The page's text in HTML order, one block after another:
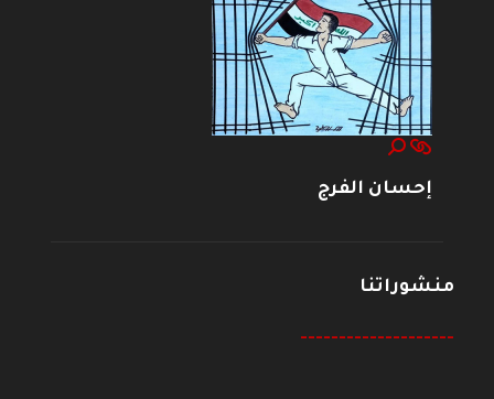
إحسان الفرج
منشوراتنا
--------------------